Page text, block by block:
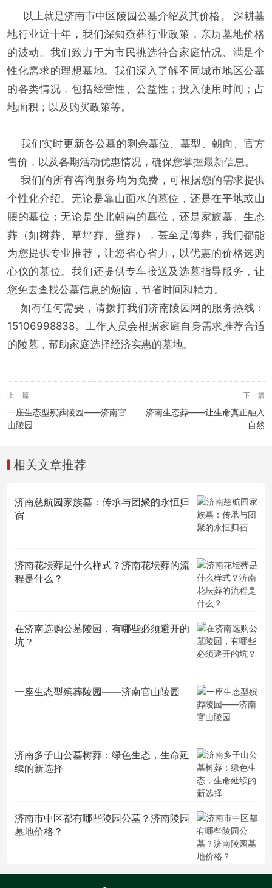
以上就是济南市中区陵园公墓介绍及其价格。 深耕墓
地行业近十年，我们深知殡葬行业政策，亲历墓地价格
的波动。我们致力于为市民挑选符合家庭情况、满足个
性化需求的理想墓地。我们深入了解不同城市地区公墓
的各类情况，包括经营性、公益性；投入使用时间；占
地面积；以及购买政策等。
我们实时更新各公墓的剩余墓位、墓型、朝向、官方
售价，以及各期活动优惠情况，确保您掌握最新信息。
我们的所有咨询服务均为免费，可根据您的需求提供
个性化介绍。无论是靠山面水的墓位，还是在平地或山
腰的墓位；无论是坐北朝南的墓位，还是家族墓、生态
葬（如树葬、草坪葬、壁葬），甚至是海葬，我们都能
为您提供专业推荐，让您省心省力，以优惠的价格选购
心仪的墓位。我们还提供专车接送及选墓指导服务，让
您免去查找公墓信息的烦恼，节省时间和精力。
如有任何需要，请拨打我们济南陵园网的服务热线：
15106998838。工作人员会根据家庭自身需求推荐合适
的陵墓，帮助家庭选择经济实惠的墓地。
上一篇
一座生态型殡葬陵园——济南官
山陵园
下一篇
济南生态葬——让生命真正融入
自然
相关文章推荐
济南慈航园家族墓：传承与团聚的永恒归
宿
济南花坛葬是什么样式？济南花坛葬的流
程是什么？
在济南选购公墓陵园，有哪些必须避开的
坑？
一座生态型殡葬陵园——济南官山陵园
济南多子山公墓树葬：绿色生态，生命延
续的新选择
济南市中区都有哪些陵园公墓？济南陵园
墓地价格？